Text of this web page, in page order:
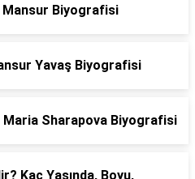
Mansur Biyografisi
Yavaş Biyografisi
Sharapova Biyografisi
Kaç Yaşında, Boyu,